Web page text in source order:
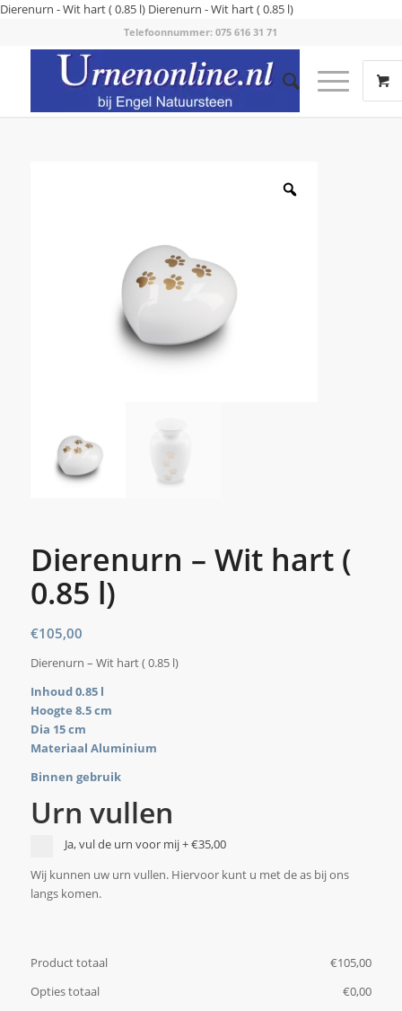
Dierenurn - Wit hart ( 0.85 l) Dierenurn - Wit hart ( 0.85 l)
Telefoonnummer: 075 616 31 71
Dierenurn – Wit hart (
0.85 l)
€105,00
Dierenurn – Wit hart ( 0.85 l)
Inhoud 0.85 l
Hoogte 8.5 cm
Dia 15 cm
Materiaal Aluminium
Binnen gebruik
Urn vullen
Ja, vul de urn voor mij+€35,00
Wij kunnen uw urn vullen. Hiervoor kunt u met de as bij ons
langs komen.
Product totaal €‎105,00
Opties totaal
€‎0,00